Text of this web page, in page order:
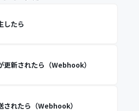
したら
更新されたら（Webhook）
されたら（Webhook）